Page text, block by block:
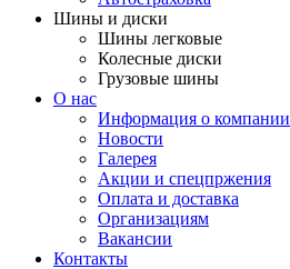
Шины и диски
Шины легковые
Колесные диски
Грузовые шины
О нас
Информация о компании
Новости
Галерея
Акции и спецпржения
Оплата и доставка
Организациям
Вакансии
Контакты